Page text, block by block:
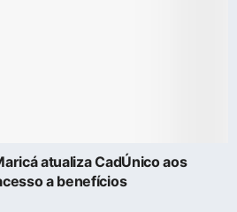
atualiza CadÚnico aos
a benefícios